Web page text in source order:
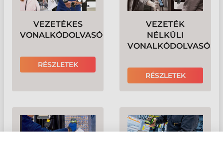
VEZETÉKES
VONALKÓDOLVASÓ
RÉSZLETEK
VEZETÉK
NÉLKÜLI
VONALKÓDOLVASÓ
RÉSZLETEK